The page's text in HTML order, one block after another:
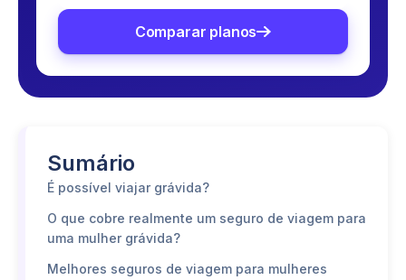
Comparar planos
Sumário
É possível viajar grávida?
O que cobre realmente um seguro de viagem para
uma mulher grávida?
Melhores seguros de viagem para mulheres